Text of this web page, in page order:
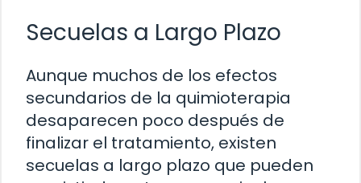
Secuelas a Largo Plazo
Aunque muchos de los efectos
secundarios de la quimioterapia
desaparecen poco después de
finalizar el tratamiento, existen
secuelas a largo plazo que pueden